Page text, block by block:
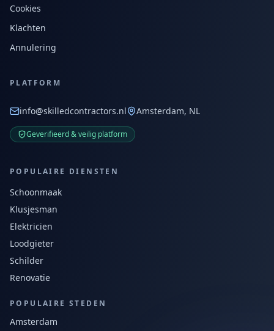
Cookies
Klachten
Annulering
PLATFORM
info@skilledcontractors.nl Amsterdam, NL
Geverifieerd & veilig platform
POPULAIRE DIENSTEN
Schoonmaak
Klusjesman
Elektricien
Loodgieter
Schilder
Renovatie
POPULAIRE STEDEN
Amsterdam